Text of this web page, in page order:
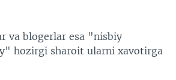
va blogerlar esa "nisbiy
hozirgi sharoit ularni xavotirga